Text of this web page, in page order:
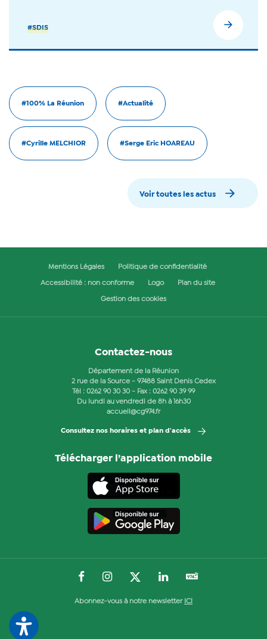
#SDIS
#100% La Réunion #Actualité
#Cyrille MELCHIOR #Serge Eric HOAREAU
Voir toutes les actus
Mentions Légales Politique de confidentialité
Accessibilité : non conforme Logo Plan du site
Gestion des cookies
Contactez-nous
Département de la Réunion
2 rue de la Source - 97488 Saint Denis Cedex
Tél : 0262 90 30 30 - Fax : 0262 90 39 99
Du lundi au vendredi de 8h à 16h30
accueil@cg974.fr
Consultez nos horaires et plan d'accès
Télécharger l’application mobile
Abonnez-vous à notre newsletter ICI